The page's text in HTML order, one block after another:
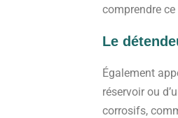
comprendre
Le
Également
réservoir ou
corrosifs,